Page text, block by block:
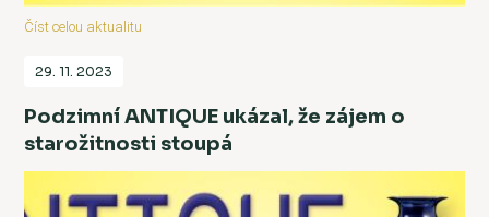
Číst celou aktualitu
29. 11. 2023
Podzimní ANTIQUE ukázal, že zájem o
starožitnosti stoupá